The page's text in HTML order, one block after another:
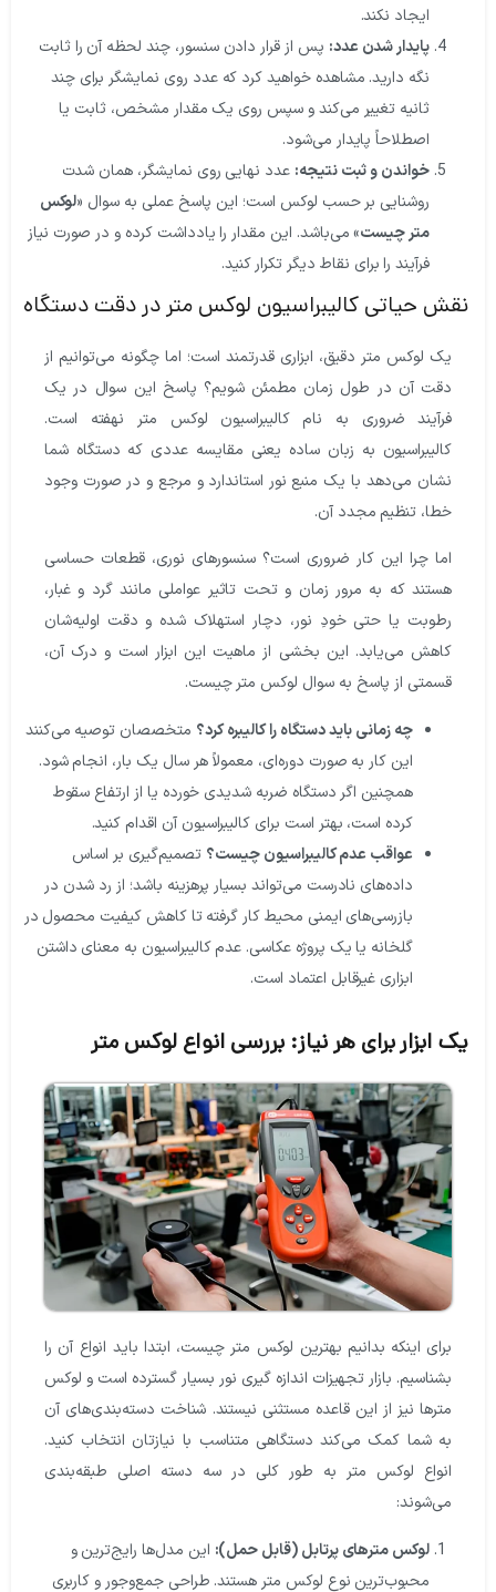
ایجاد نکند.
پایدار شدن عدد: پس از قرار دادن سنسور، چند لحظه آن را ثابت
نگه دارید. مشاهده خواهید کرد که عدد روی نمایشگر برای چند
ثانیه تغییر می‌کند و سپس روی یک مقدار مشخص، ثابت یا
اصطلاحاً پایدار می‌شود.
خواندن و ثبت نتیجه:عدد نهایی روی نمایشگر، همان شدت
روشنایی بر حسب لوکس است؛ این پاسخ عملی به سوال «لوکس
متر چیست» می‌باشد. این مقدار را یادداشت کرده و در صورت نیاز
فرآیند را برای نقاط دیگر تکرار کنید.
حیاتی کالیبراسیون لوکس متر در دقت دستگاه
یک لوکس متر دقیق، ابزاری قدرتمند است؛ اما چگونه می‌توانیم از
دقت آن در طول زمان مطمئن شویم؟ پاسخ این سوال در یک
فرآیند ضروری به نام کالیبراسیون لوکس متر نهفته است.
کالیبراسیون به زبان ساده یعنی مقایسه عددی که دستگاه شما
نشان می‌دهد با یک منبع نور استاندارد و مرجع و در صورت وجود
خطا، تنظیم مجدد آن.
اما چرا این کار ضروری است؟ سنسورهای نوری، قطعات حساسی
هستند که به مرور زمان و تحت تاثیر عواملی مانند گرد و غبار،
رطوبت یا حتی خودِ نور، دچار استهلاک شده و دقت اولیه‌شان
کاهش می‌یابد. این بخشی از ماهیت این ابزار است و درک آن،
قسمتی از پاسخ به سوال لوکس متر چیست.
چه زمانی باید دستگاه را کالیبره کرد؟متخصصان توصیه می‌کنند
این کار به صورت دوره‌ای، معمولاً هر سال یک بار، انجام شود.
همچنین اگر دستگاه ضربه شدیدی خورده یا از ارتفاع سقوط
کرده است، بهتر است برای کالیبراسیون آن اقدام کنید.
عواقب عدم کالیبراسیون چیست؟تصمیم‌گیری بر اساس
داده‌های نادرست می‌تواند بسیار پرهزینه باشد؛ از رد شدن در
بازرسی‌های ایمنی محیط کار گرفته تا کاهش کیفیت محصول در
گلخانه یا یک پروژه عکاسی. عدم کالیبراسیون به معنای داشتن
ابزاری غیرقابل اعتماد است.
ابزار برای هر نیاز: بررسی انواع لوکس متر
برای اینکه بدانیم بهترین لوکس متر چیست، ابتدا باید انواع آن را
بشناسیم. بازار تجهیزات اندازه گیری نوربسیار گسترده است و لوکس
مترها نیز از این قاعده مستثنی نیستند. شناخت دسته‌بندی‌های آن
به شما کمک می‌کند دستگاهی متناسب با نیازتان انتخاب کنید.
انواع لوکس متربه طور کلی در سه دسته اصلی طبقه‌بندی
می‌شوند:
لوکس مترهای پرتابل (قابل حمل):این مدل‌ها رایج‌ترین و
محبوب‌ترین نوع لوکس متر هستند. طراحی جمع‌وجور و کاربری